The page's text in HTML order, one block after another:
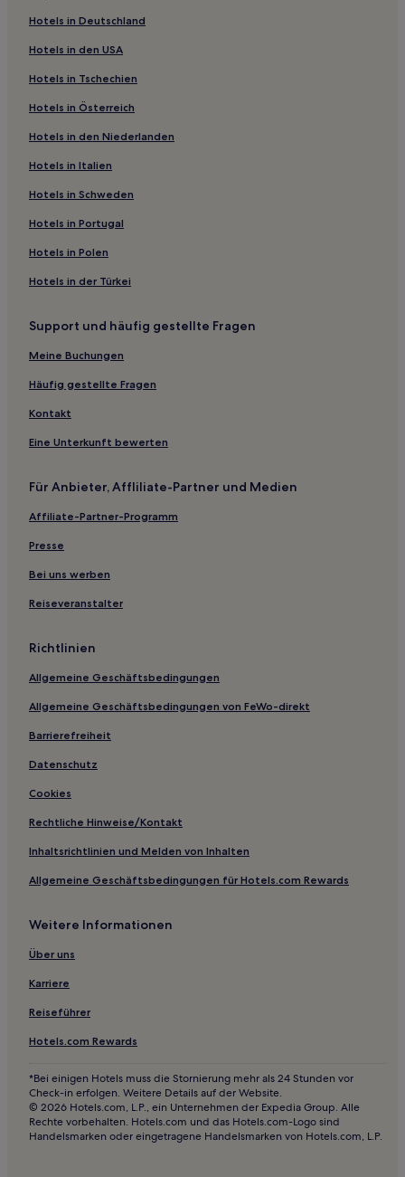
Aberford Hotels
Linton Hotels
Lees Hotels
Haigh Hotels
Keighley Hotels
Hotels nahe Kongresszentrum Harrogate
Hotels nahe Straßenbahnhaltestelle Queens Road
Hotels nahe Royal Pump Room Museum
Bury District: Hotels
Hotels nahe Straßenbahnhaltestelle Newhey
Triangle Hotels
Hotels nahe Wilpshire Golf Club
Grafschaft West Yorkshire: Hotels
Burnley District: Hotels
Burnley Hotels
Hotels nahe Shibden Hall
West Bradford Hotels
Lofthouse Hotels
Hotels nahe The Light
Sabden Hotels
Hotels nahe Bahnhof Halifax
Hotels nahe Bahnhof Steeton and Silsden
Haworth Hotels
Metropolitan Borough of Kirklees: Hotels
Hotels nahe St George's Hall
Grantley Hotels
New Hey Hotels
Hotels nahe White Rose Shopping Center
Altham Hotels
Oldham Hotels
Norden Hotels
Morley Hotels
Hotels nahe Bahnhof Normanton
Bezirk Ribble Valley: Hotels
Hotels nahe Halifax Piece Hall
Hotels nahe Little Germany
South Stainley Hotels
Hotels in Deutschland
Hotels in den USA
Hotels in Tschechien
Hotels in Österreich
Hotels in den Niederlanden
Hotels in Italien
Hotels in Schweden
Hotels in Portugal
Hotels in Polen
Hotels in der Türkei
Support und häufig gestellte Fragen
Meine Buchungen
Häufig gestellte Fragen
Kontakt
Eine Unterkunft bewerten
Für Anbieter, Affliliate-Partner und Medien
Affiliate-Partner-Programm
Presse
Bei uns werben
Reiseveranstalter
Richtlinien
Allgemeine Geschäftsbedingungen
Allgemeine Geschäftsbedingungen von FeWo-direkt
Barrierefreiheit
Datenschutz
Cookies
Rechtliche Hinweise/Kontakt
Inhaltsrichtlinien und Melden von Inhalten
Allgemeine Geschäftsbedingungen für Hotels.com Rewards
Weitere Informationen
Über uns
Karriere
Reiseführer
Hotels.com Rewards
*Bei einigen Hotels muss die Stornierung mehr als 24 Stunden vor
Check-in erfolgen. Weitere Details auf der Website.
© 2026 Hotels.com, L.P., ein Unternehmen der Expedia Group. Alle
Rechte vorbehalten. Hotels.com und das Hotels.com-Logo sind
Handelsmarken oder eingetragene Handelsmarken von Hotels.com, L.P.